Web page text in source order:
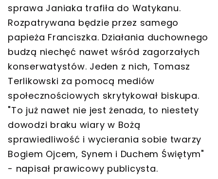
sprawa Janiaka trafiła do Watykanu.
Rozpatrywana będzie przez samego
papieża Franciszka. Działania duchownego
budzą niechęć nawet wśród zagorzałych
konserwatystów. Jeden z nich, Tomasz
Terlikowski za pomocą mediów
społecznościowych skrytykował biskupa.
"To już nawet nie jest żenada, to niestety
dowodzi braku wiary w Bożą
sprawiedliwość i wycierania sobie twarzy
Bogiem Ojcem, Synem i Duchem Świętym"
- napisał prawicowy publicysta.